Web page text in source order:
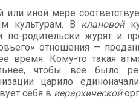
иной мере
культурам. В клановой
по-родительски журят и
отношения —
время. Кому-то такая
чтобы все было
царило
себя в иерархической